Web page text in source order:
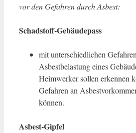
vor den Gefahren durch Asbest:
Schadstoff-Gebäudepass
mit unterschiedlichen
Asbestbelastung eines
Heimwerker sollen erkennen
Gefahren an
können.
Asbest-Gipfel